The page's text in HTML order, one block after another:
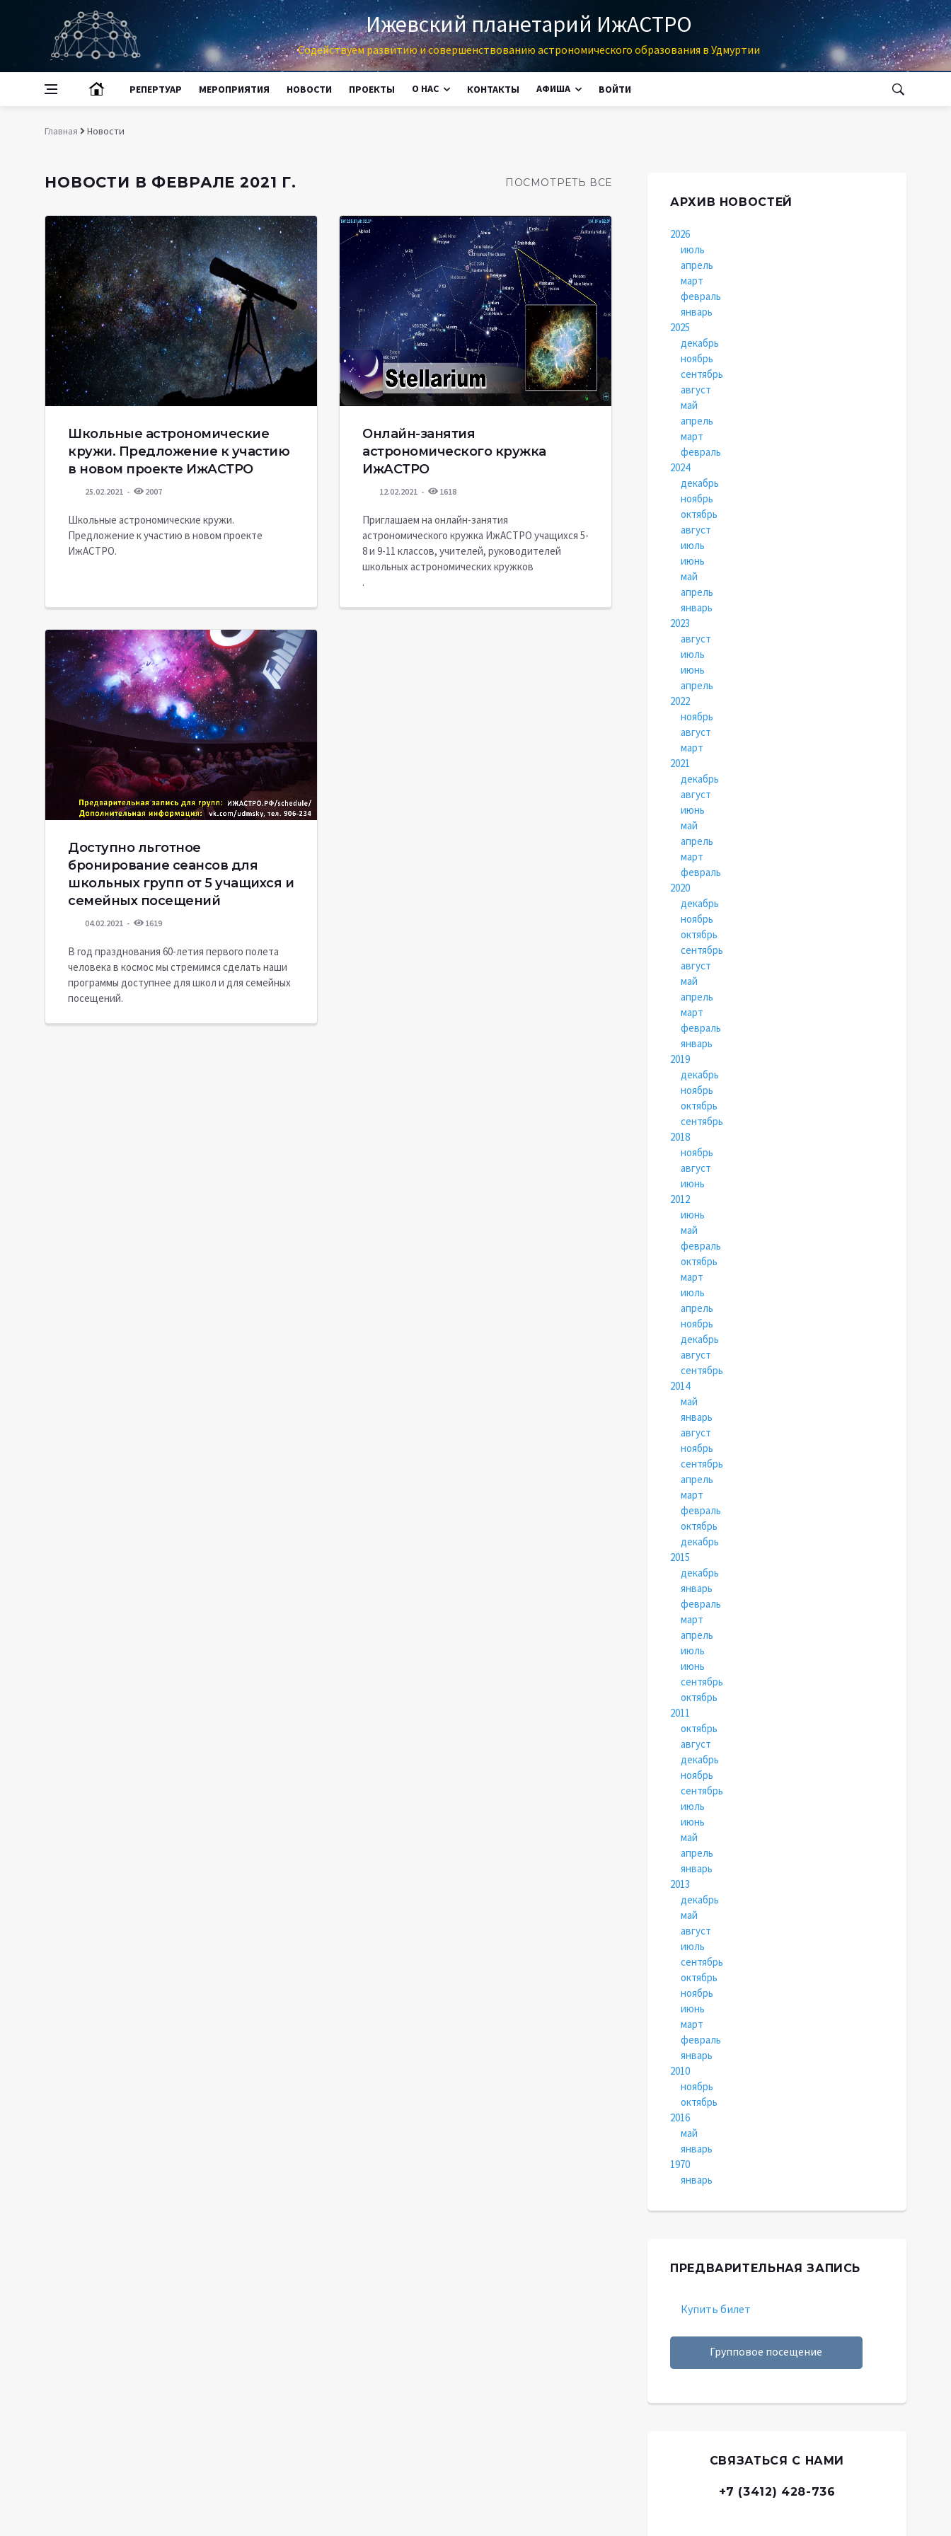
Ижевский планетарий ИжАСТРО
Содействуем развитию и совершенствованию астрономического образования в Удмуртии
РЕПЕРТУАР МЕРОПРИЯТИЯ НОВОСТИ ПРОЕКТЫ О НАС КОНТАКТЫ АФИША ВОЙТИ
Главная Новости
НОВОСТИ В ФЕВРАЛЕ 2021 Г. ПОСМОТРЕТЬ ВСЕ
Школьные астрономические
кружи. Предложение к участию
в новом проекте ИжАСТРО
25.02.2021 2007
Школьные астрономические кружи.
Предложение к участию в новом проекте
ИжАСТРО.
Онлайн-занятия
астрономического кружка
ИжАСТРО
12.02.2021 1618
Приглашаем на онлайн-занятия
астрономического кружка ИжАСТРО учащихся 5-
8 и 9-11 классов, учителей, руководителей
школьных астрономических кружков
.
Доступно льготное
бронирование сеансов для
школьных групп от 5 учащихся и
семейных посещений
04.02.2021 1619
В год празднования 60-летия первого полета
человека в космос мы стремимся сделать наши
программы доступнее для школ и для семейных
посещений.
АРХИВ НОВОСТЕЙ
2026
июль
апрель
март
февраль
январь
2025
декабрь
ноябрь
сентябрь
август
май
апрель
март
февраль
2024
декабрь
ноябрь
октябрь
август
июль
июнь
май
апрель
январь
2023
август
июль
июнь
апрель
2022
ноябрь
август
март
2021
декабрь
август
июнь
май
апрель
март
февраль
2020
декабрь
ноябрь
октябрь
сентябрь
август
май
апрель
март
февраль
январь
2019
декабрь
ноябрь
октябрь
сентябрь
2018
ноябрь
август
июнь
2012
июнь
май
февраль
октябрь
март
июль
апрель
ноябрь
декабрь
август
сентябрь
2014
май
январь
август
ноябрь
сентябрь
апрель
март
февраль
октябрь
декабрь
2015
декабрь
январь
февраль
март
апрель
июль
июнь
сентябрь
октябрь
2011
октябрь
август
декабрь
ноябрь
сентябрь
июль
июнь
май
апрель
январь
2013
декабрь
май
август
июль
сентябрь
октябрь
ноябрь
июнь
март
февраль
январь
2010
ноябрь
октябрь
2016
май
январь
1970
январь
ПРЕДВАРИТЕЛЬНАЯ ЗАПИСЬ
Купить билет
Групповое посещение
СВЯЗАТЬСЯ С НАМИ
+7 (3412) 428-736